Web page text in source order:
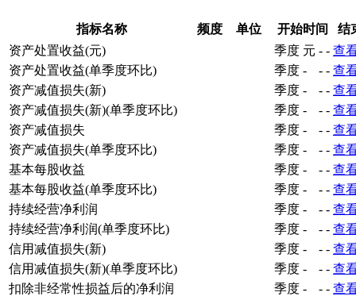
指标名称 频度 单位 开始时间
结
资产处置收益(元)
季度 元 - - 查
资产处置收益(单季度环比)
季度 - - - 查
资产减值损失(新)
季度 - - - 查
资产减值损失(新)(单季度环比)
季度 - - - 查
资产减值损失
季度 - - - 查
资产减值损失(单季度环比)
季度 - - - 查
基本每股收益
季度 - - - 查
基本每股收益(单季度环比)
季度 - - - 查
持续经营净利润
季度 - - - 查
持续经营净利润(单季度环比)
季度 - - - 查
信用减值损失(新)
季度 - - - 查
信用减值损失(新)(单季度环比)
季度 - - - 查
扣除非经常性损益后的净利润
季度 - - - 查